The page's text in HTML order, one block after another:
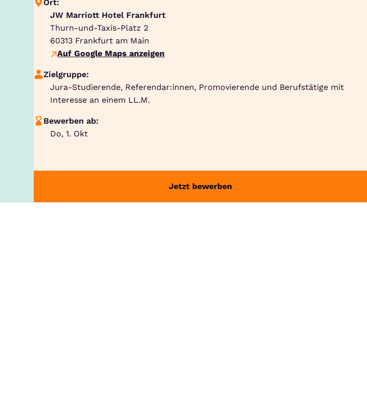
Ort:
JW Marriott Hotel Frankfurt
Thurn-und-Taxis-Platz 2
60313 Frankfurt am Main
Auf Google Maps anzeigen
Zielgruppe:
Jura-Studierende, Referendar:innen, Promovierende und Berufstätige mit
Interesse an einem LL.M.
Bewerben ab:
Do, 1. Okt
Jetzt bewerben